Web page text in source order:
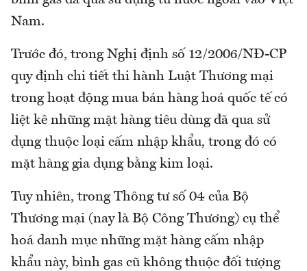
Nam.
Trước đó, trong Nghị định số 12/2006/NĐ-CP
quy định chi tiết thi hành Luật Thương mại
trong hoạt động mua bán hàng hoá quốc tế có
liệt kê những mặt hàng tiêu dùng đã qua sử
dụng thuộc loại cấm nhập khẩu, trong đó có
mặt hàng gia dụng bằng kim loại.
Tuy nhiên, trong Thông tư số 04 của Bộ
Thương mại (nay là Bộ Công Thương) cụ thể
hoá danh mục những mặt hàng cấm nhập
khẩu này, bình gas cũ không thuộc đối tượng